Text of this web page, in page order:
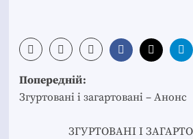
Post
navigation
Попередній:
Згуртовані і загартовані – Анонс
ЗГУРТОВАНІ І